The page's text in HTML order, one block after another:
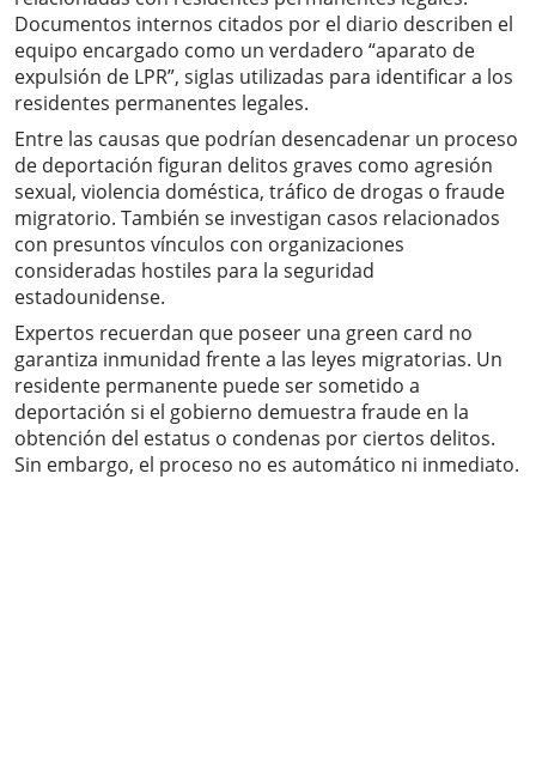
Documentos internos citados por el diario describen el
equipo encargado como un verdadero “aparato de
expulsión de LPR”, siglas utilizadas para identificar a los
residentes permanentes legales.
Entre las causas que podrían desencadenar un proceso
de deportación figuran delitos graves como agresión
sexual, violencia doméstica, tráfico de drogas o fraude
migratorio. También se investigan casos relacionados
con presuntos vínculos con organizaciones
consideradas hostiles para la seguridad
estadounidense.
Expertos recuerdan que poseer una green card no
garantiza inmunidad frente a las leyes migratorias. Un
residente permanente puede ser sometido a
deportación si el gobierno demuestra fraude en la
obtención del estatus o condenas por ciertos delitos.
Sin embargo, el proceso no es automático ni inmediato.